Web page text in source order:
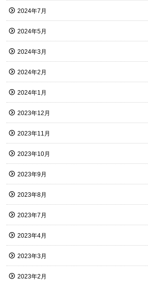
2024年7月
2024年5月
2024年3月
2024年2月
2024年1月
2023年12月
2023年11月
2023年10月
2023年9月
2023年8月
2023年7月
2023年4月
2023年3月
2023年2月